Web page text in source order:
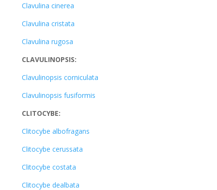
Clavulina cinerea
Clavulina cristata
Clavulina rugosa
CLAVULINOPSIS:
Clavulinopsis corniculata
Clavulinopsis fusiformis
CLITOCYBE:
Clitocybe albofragans
Clitocybe cerussata
Clitocybe costata
Clitocybe dealbata